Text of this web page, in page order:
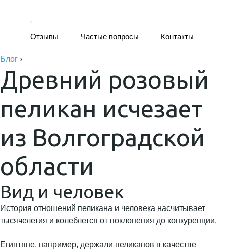
Отзывы Частые вопросы Контакты
Блог ›
Древний розовый
пеликан исчезает
из Волгоградской
области
Вид и человек
История отношений пеликана и человека насчитывает
тысячелетия и колеблется от поклонения до конкуренции.
Египтяне, например, держали пеликанов в качестве